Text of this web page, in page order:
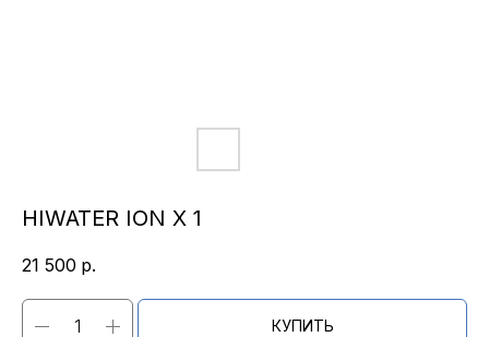
HIWATER ION X 1
21 500 р.
КУПИТЬ